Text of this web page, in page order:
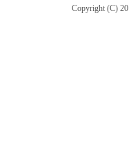
Copyright (C)